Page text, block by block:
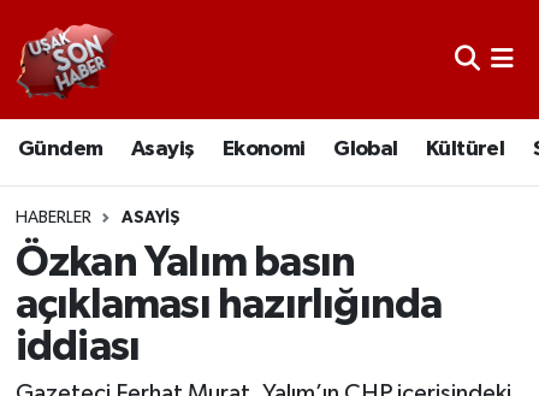
Gündem Asayiş Ekonomi Global Kültürel
HABERLER ASAYIŞ
Özkan Yalım basın
açıklaması hazırlığında
iddiası
Uşak Nöbetçi Eczaneler
Uşak Hava Durumu
Uşak Namaz Vakitleri
Uşak Trafik Yoğunluk Haritası
Süper Lig Puan Durumu ve Fikstür